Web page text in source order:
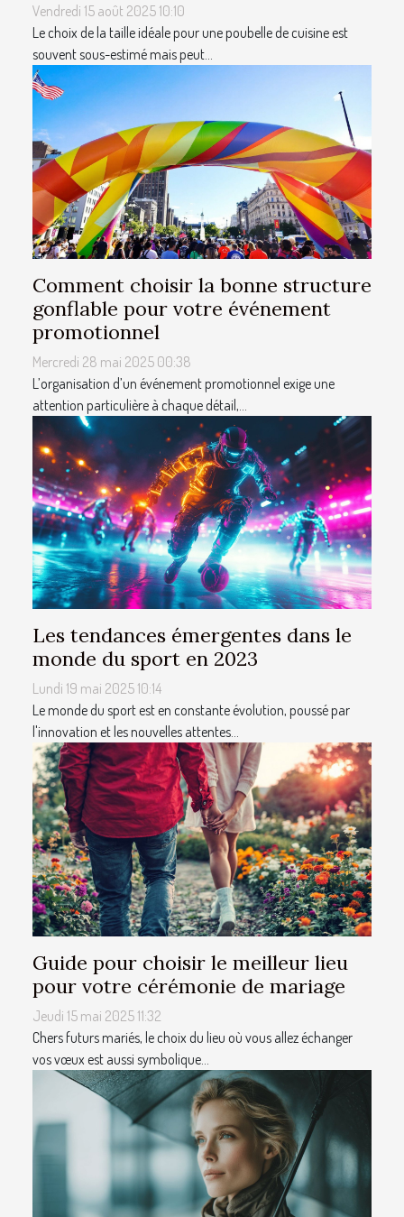
Vendredi 15 août 2025 10:10
Le choix de la taille idéale pour une poubelle de cuisine est
souvent sous-estimé mais peut...
Comment choisir la bonne structure
gonflable pour votre événement
promotionnel
Mercredi 28 mai 2025 00:38
L’organisation d’un événement promotionnel exige une
attention particulière à chaque détail,...
Les tendances émergentes dans le
monde du sport en 2023
Lundi 19 mai 2025 10:14
Le monde du sport est en constante évolution, poussé par
l'innovation et les nouvelles attentes...
Guide pour choisir le meilleur lieu
pour votre cérémonie de mariage
Jeudi 15 mai 2025 11:32
Chers futurs mariés, le choix du lieu où vous allez échanger
vos vœux est aussi symbolique...